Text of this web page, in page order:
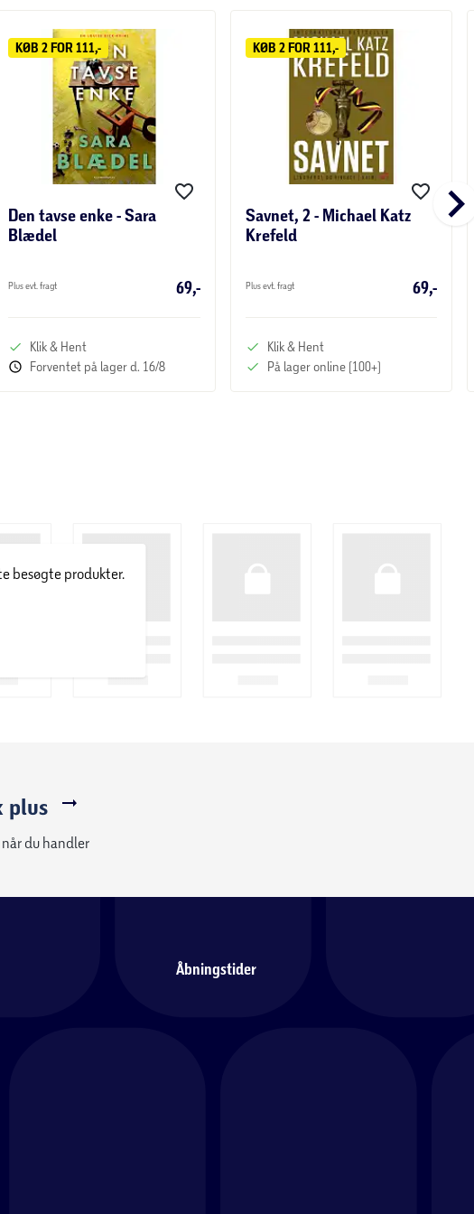
KØB 2 FOR 111,-
Den tavse enke - Sara
Blædel
Plus evt. fragt 69,-
Klik & Hent
Forventet på lager d. 16/8
KØB 2 FOR 111,-
Savnet, 2 - Michael Katz
Krefeld
Plus evt. fragt 69,-
Klik & Hent
På lager online (100+)
besøgte produkter.
plus
du handler
Åbningstider